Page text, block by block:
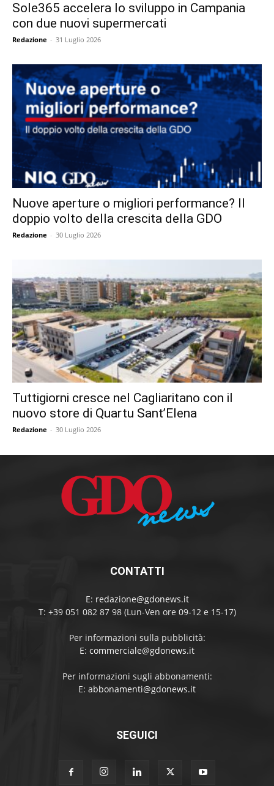
Sole365 accelera lo sviluppo in Campania
con due nuovi supermercati
Redazione - 31 Luglio 2026
Nuove aperture o migliori performance? Il
doppio volto della crescita della GDO
Redazione - 30 Luglio 2026
Tuttigiorni cresce nel Cagliaritano con il
nuovo store di Quartu Sant’Elena
Redazione - 30 Luglio 2026
CONTATTI
E: redazione@gdonews.it
T: +39 051 082 87 98 (Lun-Ven ore 09-12 e 15-17)
Per informazioni sulla pubblicità:
E: commerciale@gdonews.it
Per informazioni sugli abbonamenti:
E: abbonamenti@gdonews.it
SEGUICI